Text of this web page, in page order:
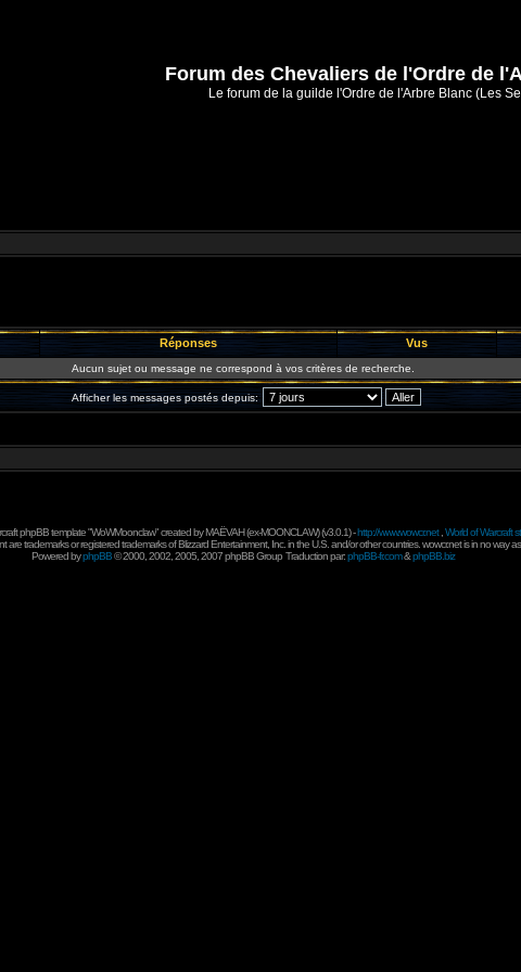
Forum des Chevaliers de l'Ordre de
Le forum de la guilde l'Ordre de l'Arbre Blanc (Les
Réponses Vus
Aucun sujet ou message ne correspond à vos critères de recherche.
Afficher les messages postés depuis:
phpBB template "WoWMoonclaw" created byMAËVAH(ex-MOONCLAW) (v3.0.1) -http://www.wowcr.net, World of Warcraft
are trademarks or registered trademarks of Blizzard Entertainment, Inc. in the U.S. and/or other countries. wowcr.net is in no way
Powered byphpBB© 2000, 2002, 2005, 2007 phpBB Group Traduction par:phpBB-fr.com&phpBB.biz